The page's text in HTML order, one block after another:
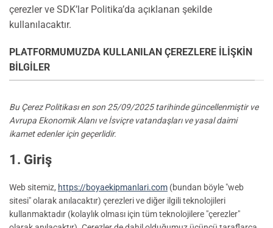
çerezler ve SDK’lar Politika’da açıklanan şekilde
kullanılacaktır.
PLATFORMUMUZDA KULLANILAN ÇEREZLERE İLIŞKIN
BILGILER
Bu Çerez Politikası en son 25/09/2025 tarihinde güncellenmiştir ve
Avrupa Ekonomik Alanı ve İsviçre vatandaşları ve yasal daimi
ikamet edenler için geçerlidir.
1. Giriş
Web sitemiz, https://boyaekipmanlari.com (bundan böyle "web
sitesi" olarak anılacaktır) çerezleri ve diğer ilgili teknolojileri
kullanmaktadır (kolaylık olması için tüm teknolojilere "çerezler"